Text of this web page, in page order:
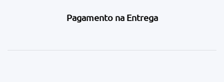
Pagamento na Entrega